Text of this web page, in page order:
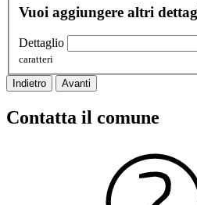
Vuoi aggiungere altri
Dettaglio
caratteri
Indietro Avanti
Contatta il comune